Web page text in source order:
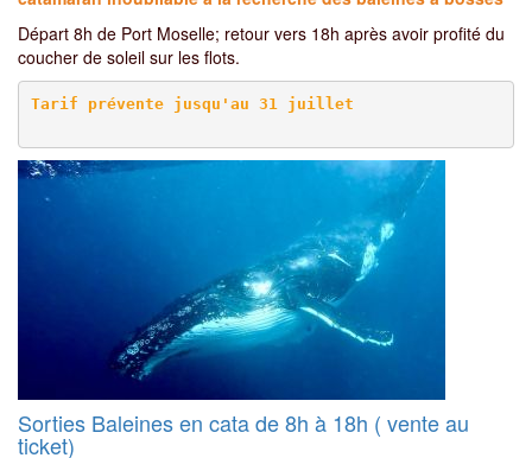
Départ 8h de Port Moselle; retour vers 18h après avoir profité du
coucher de soleil sur les flots.
Sorties Baleines en cata de 8h à 18h ( vente au
ticket)